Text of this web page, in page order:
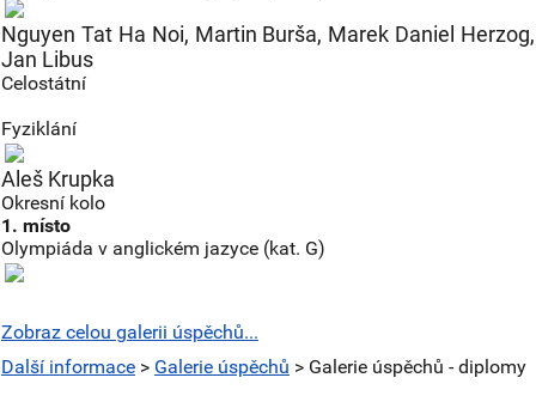
Nguyen Tat Ha Noi, Martin Burša, Marek Daniel Herzog,
Jan Libus
Celostátní
Fyziklání
Aleš Krupka
Okresní kolo
1. místo
Olympiáda v anglickém jazyce (kat. G)
Zobraz celou galerii úspěchů...
Další informace > Galerie úspěchů > Galerie úspěchů - diplomy